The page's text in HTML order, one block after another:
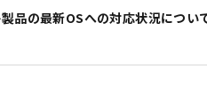
品の最新OSへの対応状況につい